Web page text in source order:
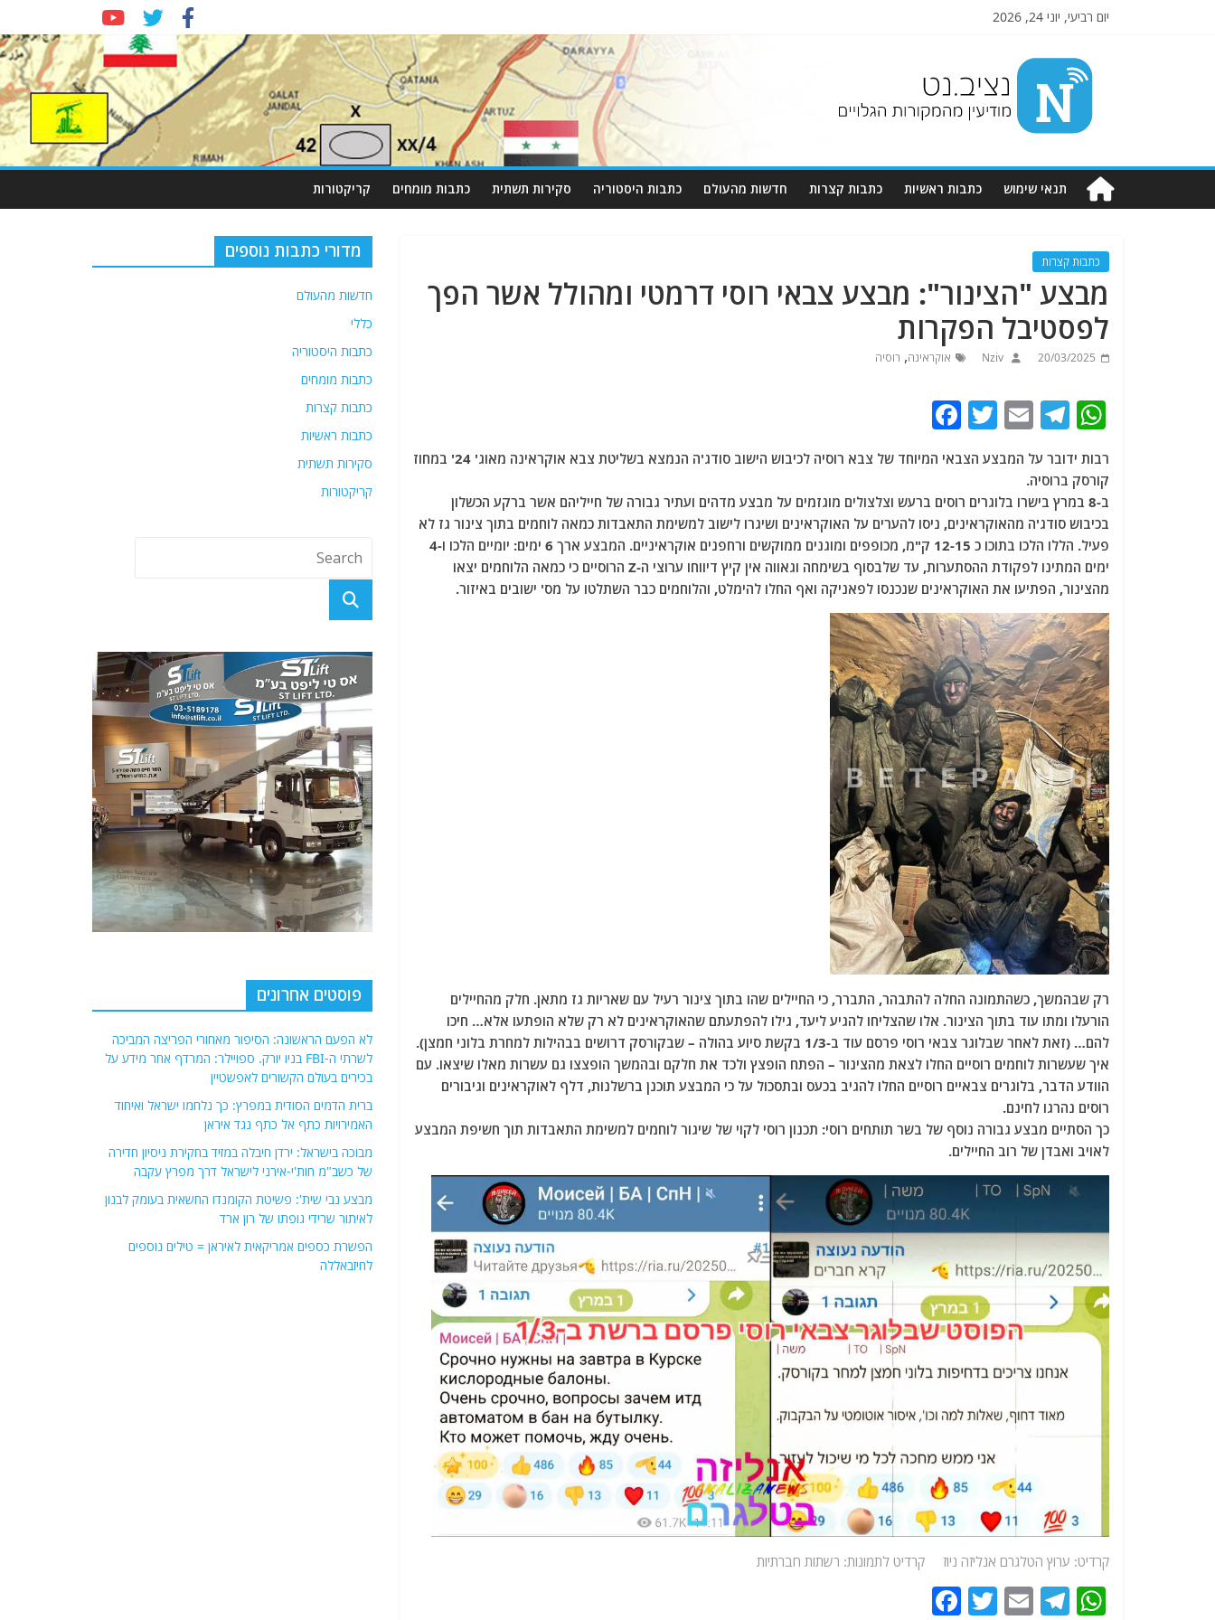
יום רביעי, יוני 24, 2026
Nziv.net
מודיעין
מהמקורות
תנאי שימוש כתבות ראשיות כתבות קצרות חדשות מהעולם כתבות היסטוריה סקירות תשתית כתבות מומחים קריקטורות
כתבות קצרות
מבצע "הצינור": מבצע צבאי רוסי דרמטי ומהולל אשר הפך
לפסטיבל הפקרות
20/03/2025
Nziv אוקראינה, רוסיה
W
at
s
A
p
p
T
el
e
g
ra
m
E
ai
l
T
itt
er
c
e
b
o
o
k
רבות ידובר על המבצע הצבאי המיוחד של צבא רוסיה לכיבוש הישוב סודג'ה הנמצא בשליטת צבא אוקראינה מאוג' 24' במחוז
קורסק ברוסיה.
ב-8 במרץ בישרו בלוגרים רוסים ברעש וצלצולים מוגזמים על מבצע מדהים ועתיר גבורה של חייליהם אשר ברקע הכשלון
בכיבוש סודג'ה מהאוקראינים, ניסו להערים על האוקראינים ושיגרו לישוב למשימת התאבדות כמאה לוחמים בתוך צינור גז לא
פעיל. הללו הלכו בתוכו כ 12-15 ק"מ, מכופפים ומוגנים ממוקשים ורחפנים אוקראיניים. המבצע ארך 6 ימים: יומיים הלכו ו-4
ימים המתינו לפקודת ההסתערות, עד שלבסוף בשימחה וגאווה אין קיץ דיווחו ערוצי ה-Z הרוסיים כי כמאה הלוחמים יצאו
מהצינור, הפתיעו את האוקראינים שנכנסו לפאניקה ואף החלו להימלט, והלוחמים כבר השתלטו על מס' ישובים באיזור.
רק שבהמשך, כשהתמונה החלה להתבהר, התברר, כי החיילים שהו בתוך צינור רעיל עם שאריות גז מתאן. חלק מהחיילים
הורעלו ומתו עוד בתוך הצינור. אלו שהצליחו להגיע ליעד, גילו להפתעתם שהאוקראינים לא רק שלא הופתעו אלא… חיכו
להם… (זאת לאחר שבלוגר צבאי רוסי פרסם עוד ב-1/3 בקשת סיוע בהולה – שבקורסק דרושים בבהילות למחרת בלוני חמצן).
איך שעשרות לוחמים רוסיים החלו לצאת מהצינור – הפתח הופצץ ולכד את חלקם ובהמשך הופצצו גם עשרות מאלו שיצאו. עם
הוודע הדבר, בלוגרים צבאיים רוסיים החלו להגיב בכעס ובתסכול על כי המבצע תוכנן ברשלנות, דלף לאוקראינים וגיבורים
רוסים נהרגו לחינם.
כך הסתיים מבצע גבורה נוסף של בשר תותחים רוסי: תכנון רוסי לקוי של שיגור לוחמים למשימת התאבדות תוך חשיפת המבצע
לאויב ואבדן של רוב החיילים.
קרדיט: ערוץ הטלגרם אנליזה ניוז קרדיט לתמונות: רשתות חברתיות
W
T
E
T
מדורי כתבות נוספים
חדשות מהעולם
כללי
כתבות היסטוריה
כתבות מומחים
כתבות קצרות
כתבות ראשיות
סקירות תשתית
קריקטורות
פוסטים אחרונים
לא הפעם הראשונה: הסיפור מאחורי הפריצה המביכה
לשרתי ה-FBI בניו יורק. ספויילר: המרדף אחר מידע על
בכירים בעולם הקשורים לאפשטיין
ברית הדמים הסודית במפרץ: כך נלחמו ישראל ואיחוד
האמירויות כתף אל כתף נגד איראן
מבוכה בישראל: ירדן חיבלה במזיד בחקירת ניסיון חדירה
של כשב"מ חות'י-אירני לישראל דרך מפרץ עקבה
מבצע נבי שית': פשיטת הקומנדו החשאית בעומק לבנון
לאיתור שרידי גופתו של רון ארד
הפשרת כספים אמריקאית לאיראן = טילים נוספים
לחיזבאללה